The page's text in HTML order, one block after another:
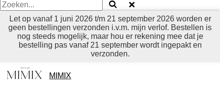
Let op vanaf 1 juni 2026 t/m 21 september 2026 worden er
geen bestellingen verzonden i.v.m. mijn verlof. Bestellen is
nog steeds mogelijk, maar hou er rekening mee dat je
bestelling pas vanaf 21 september wordt ingepakt en
verzonden.
MIMIX